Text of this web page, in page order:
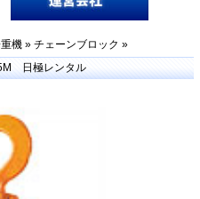
機 »チェーンブロック »
日極レンタル